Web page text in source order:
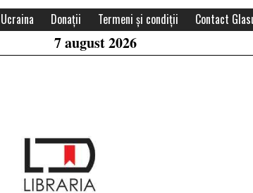
Area
Ucraina Donații Termeni și condiții Contact
7 august 2026